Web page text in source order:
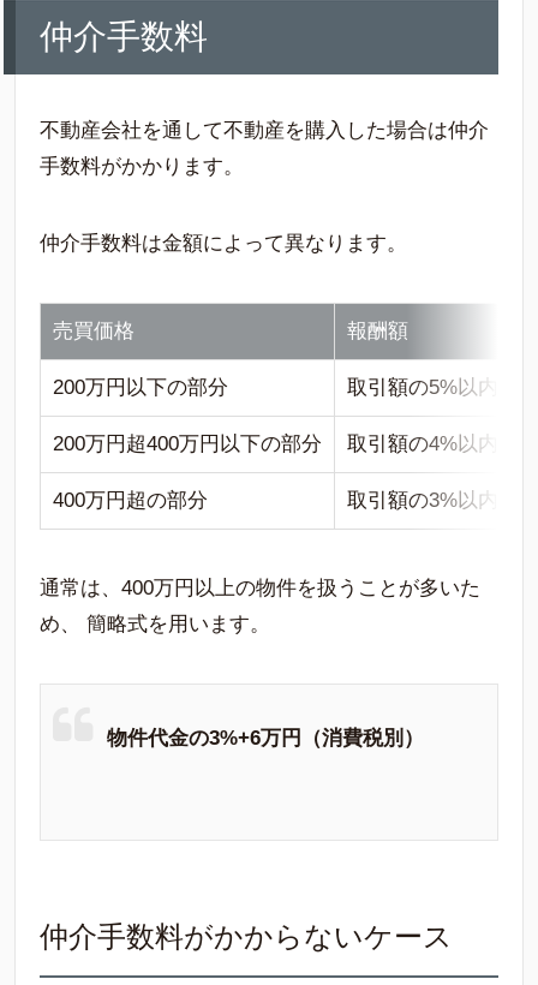
仲介手数料
不動産会社を通して不動産を購入した場合は仲介
手数料がかかります。
仲介手数料は金額によって異なります。
売買価格 報酬額
200万円以下の部分 取引額の5%以内
200万円超400万円以下の部分 取引額の4%以内
400万円超の部分 取引額の3%以内
通常は、400万円以上の物件を扱うことが多いた
め、 簡略式を用います。
物件代金の3%+6万円（消費税別）
仲介手数料がかからないケース